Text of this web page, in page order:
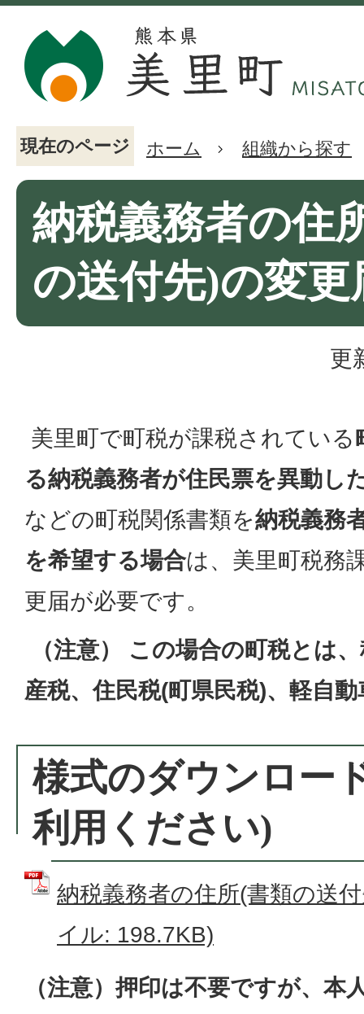
現在のページ ホーム 組織から探す
納税義務者の住
の送付先)の変
更
美里町で町税が課税されている
る納税義務者が住民票を異動し
などの町税関係書類を納税義務
を希望する場合は、美里町税務
更届が必要です。
（注意） この場合の町税とは
産税、住民税(町県民税)、軽自
様式のダウンロー
利用ください)
納税義務者の住所(書類の送
イル: 198.7KB)
（注意）押印は不要ですが、本